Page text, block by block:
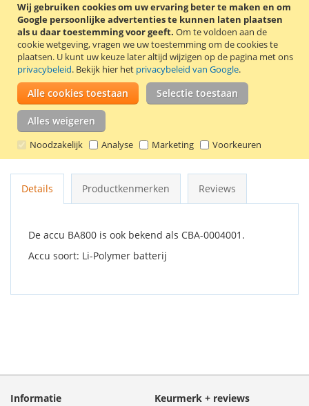
Wij gebruiken cookies om uw ervaring beter te maken en om
Google persoonlijke advertenties te kunnen laten plaatsen
als u daar toestemming voor geeft. Om te voldoen aan de
cookie wetgeving, vragen we uw toestemming om de cookies te
plaatsen. U kunt uw keuze later altijd wijzigen op de pagina met ons
privacybeleid. Bekijk hier het privacybeleid van Google.
Alle cookies toestaan Selectie toestaan
Alles weigeren
Noodzakelijk Analyse Marketing Voorkeuren
In Winkelwagen
VOEG TOE AAN VERLANGLIJST
TOEVOEGEN OM TE VERGELIJKEN
Originele Sony Ericsson accu BA800.
Details Productkenmerken Reviews
De accu BA800 is ook bekend als CBA-0004001.
Accu soort: Li-Polymer batterij
Informatie Keurmerk + reviews